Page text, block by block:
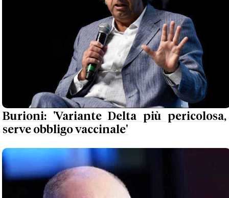
Burioni: 'Variante Delta più pericolosa,
serve obbligo vaccinale'